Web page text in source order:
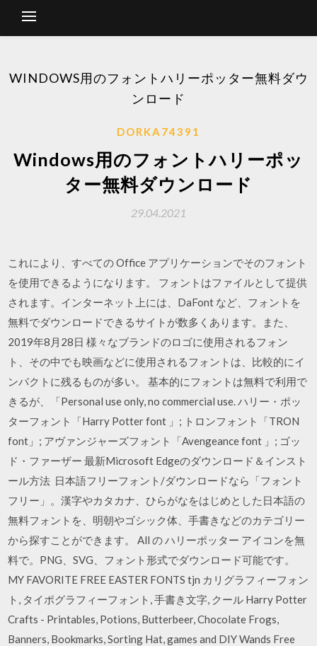
WINDOWS用のフォントハリーポッター無料ダウ
ンロード
DORKA74391
Windows用のフォントハリーポッ
ター無料ダウンロード
29.04.2021
これにより、すべての Office アプリケーションでそのフォント
を使用できるようになります。 フォントはファイルとして提供
されます。インターネット上には、DaFont など、フォントを
無料でダウンロードできるサイトが数多くあります。また、
2019年8月28日 様々なブランドのロゴに使用されるフォン
ト、その中でも映画などに使用されるフォントは、比較的にイ
ンパクトに残るものが多い。 基本的にフォントは無料で利用で
きるが、「Personal use only, no commercial use. ハリー・ポッ
ターフォント「Harry Potter font 」; トロンフォント「TRON
font」; アヴァンジャーズフォント「Avengeance font 」; ゴッ
ド・ファーザー 最新Microsoft Edgeのダウンロード＆インスト
ール方法 日本語フリーフォント/ダウンロードなら「フォント
フリー」。漢字やカタカナ、ひらがなをはじめとした日本語の
無料フォントを、明朝やゴシック体、手書きなどのカテゴリー
から探すことができます。 All の ハリーポッター アイコンを無
料で。PNG、SVG、フォント形式でダウンロード可能です。
MY FAVORITE FREE EASTER FONTS tjn カリグラフィーフォン
ト, タイポグラフィーフォント, 手書き文字, クール Harry Potter
Crafts - Printables, Potions, Butterbeer, Chocolate Frogs,
Banners, Bookmarks, Sorting Hat, games and DIY Wands Free